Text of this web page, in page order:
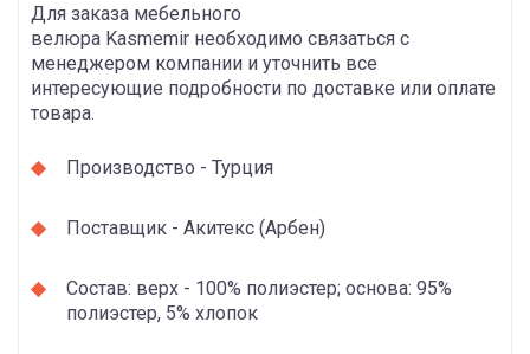
Для заказа мебельного
велюра Kasmemir необходимо связаться с
менеджером компании и уточнить все
интересующие подробности по доставке или оплате
товара.
Производство - Турция
Поставщик - Акитекс (Арбен)
Состав: верх - 100% полиэстер; основа: 95%
полиэстер, 5% хлопок